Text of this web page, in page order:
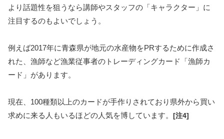
より話題性を狙うなら講師やスタッフの「キャラクター」に
注目するのもよいでしょう。
例えば2017年に青森県が地元の水産物をPRするために作成さ
れた、漁師など漁業従事者のトレーディングカード「漁師カ
ード」があります。
現在、100種類以上のカードが手作りされており県外から買い
求めに来る人もいるほどの人気を博しています。 [注4]